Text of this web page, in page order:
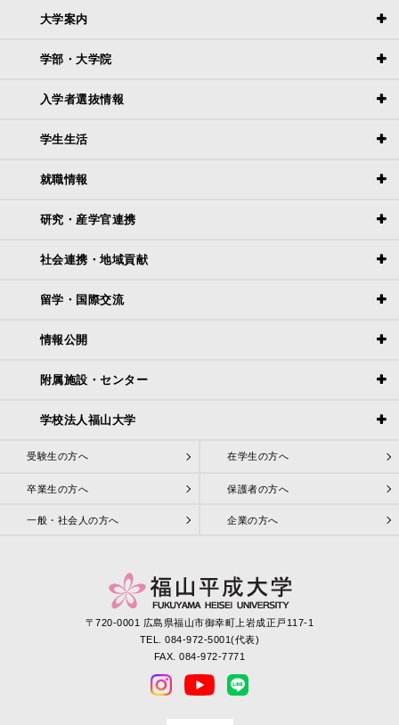
大学案内
学部・大学院
入学者選抜情報
学生生活
就職情報
研究・産学官連携
社会連携・地域貢献
留学・国際交流
情報公開
附属施設・センター
学校法人福山大学
受験生の方へ 在学生の方へ
卒業生の方へ 保護者の方へ
一般・社会人の方へ 企業の方へ
〒720-0001 広島県福山市御幸町上岩成正戸117-1
TEL. 084-972-5001(代表)
FAX. 084-972-7771